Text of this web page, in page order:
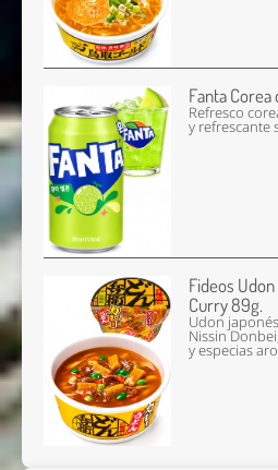
Fanta
Refresco
y refrescante
Fideos
Curry 89g.
Udon
Nissin
y especias